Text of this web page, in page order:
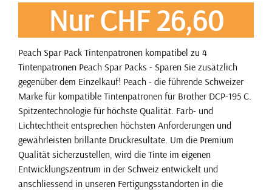
Nur CHF 26,60
Peach Spar Pack Tintenpatronen kompatibel zu 4
Tintenpatronen Peach Spar Packs - Sparen Sie zusätzlich
gegenüber dem Einzelkauf! Peach - die führende Schweizer
Marke für kompatible Tintenpatronen für Brother DCP-195 C.
Spitzentechnologie für höchste Qualität. Farb- und
Lichtechtheit entsprechen höchsten Anforderungen und
gewährleisten brillante Druckresultate. Um die Premium
Qualität sicherzustellen, wird die Tinte im eigenen
Entwicklungszentrum in der Schweiz entwickelt und
anschliessend in unseren Fertigungsstandorten in die